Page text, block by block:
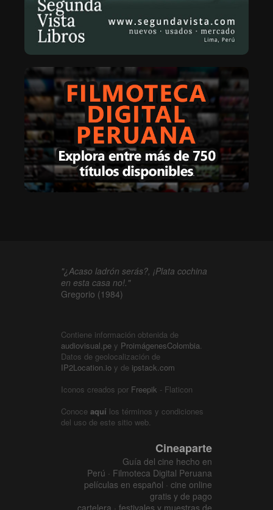
"¿Acaso ladrón serás?, ¡Plata cochina
en esta casa no!."
Gregorio (1984)
Contiene información obtenida de
audiovisual.pe y ProimágenesColombia.
Datos de geolocalización de
IP2Location.io y de ipstack.com
Iconos creados por Freepik - Flaticon
Conoce aquí los términos y condiciones
del uso de este sitio web.
Cineaparte
Guía del cine hecho en
Perú · Filmoteca Digital Peruana
películas en español · cine online
gratis y de pago